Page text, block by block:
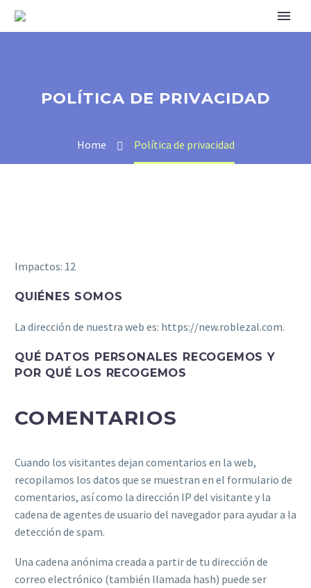
POLÍTICA DE PRIVACIDAD
Home Política de privacidad
Impactos: 12
QUIÉNES SOMOS
La dirección de nuestra web es: https://new.roblezal.com.
QUÉ DATOS PERSONALES RECOGEMOS Y
POR QUÉ LOS RECOGEMOS
COMENTARIOS
Cuando los visitantes dejan comentarios en la web,
recopilamos los datos que se muestran en el formulario de
comentarios, así como la dirección IP del visitante y la
cadena de agentes de usuario del navegador para ayudar a la
detección de spam.
Una cadena anónima creada a partir de tu dirección de
correo electrónico (también llamada hash) puede ser